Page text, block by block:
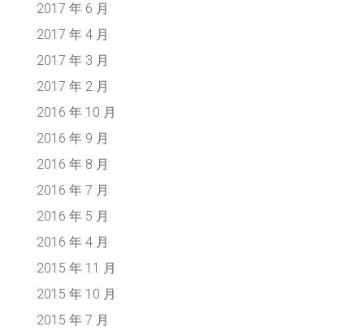
2017 年 6 月
2017 年 4 月
2017 年 3 月
2017 年 2 月
2016 年 10 月
2016 年 9 月
2016 年 8 月
2016 年 7 月
2016 年 5 月
2016 年 4 月
2015 年 11 月
2015 年 10 月
2015 年 7 月